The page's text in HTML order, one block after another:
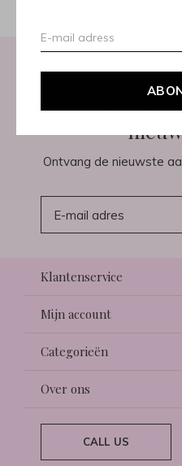
Meld je
Ontvang de nieuwste
Klantenservice
Mijn account
Categorieën
Over ons
CALL US